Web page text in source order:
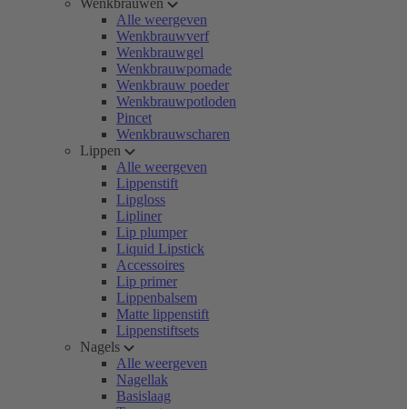
Wenkbrauwen
Alle weergeven
Wenkbrauwverf
Wenkbrauwgel
Wenkbrauwpomade
Wenkbrauw poeder
Wenkbrauwpotloden
Pincet
Wenkbrauwscharen
Lippen
Alle weergeven
Lippenstift
Lipgloss
Lipliner
Lip plumper
Liquid Lipstick
Accessoires
Lip primer
Lippenbalsem
Matte lippenstift
Lippenstiftsets
Nagels
Alle weergeven
Nagellak
Basislaag